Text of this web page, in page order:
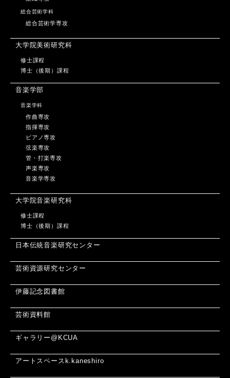
総合芸術学科
総合芸術学専攻
大学院美術研究科
修士課程
博士（後期）課程
音楽学部
音楽学科
作曲専攻
指揮専攻
ピアノ専攻
弦楽専攻
管・打楽専攻
声楽専攻
音楽学専攻
大学院音楽研究科
修士課程
博士（後期）課程
日本伝統音楽研究センター
芸術資源研究センター
伊藤記念図書館
芸術資料館
ギャラリー@KCUA
アートスペースk.kaneshiro